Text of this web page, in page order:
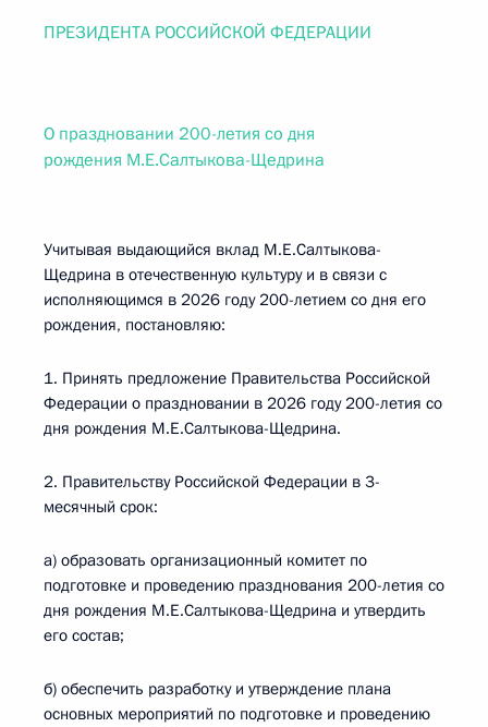
ПРЕЗИДЕНТА РОССИЙСКОЙ ФЕДЕРАЦИИ
О праздновании 200-летия со дня
рождения М.Е.Салтыкова-Щедрина
Учитывая выдающийся вклад М.Е.Салтыкова-
Щедрина в отечественную культуру и в связи с
исполняющимся в 2026 году 200-летием со дня его
рождения, постановляю:
1. Принять предложение Правительства Российской
Федерации о праздновании в 2026 году 200-летия со
дня рождения М.Е.Салтыкова-Щедрина.
2. Правительству Российской Федерации в 3-
месячный срок:
а) образовать организационный комитет по
подготовке и проведению празднования 200-летия со
дня рождения М.Е.Салтыкова-Щедрина и утвердить
его состав;
б) обеспечить разработку и утверждение плана
основных мероприятий по подготовке и проведению